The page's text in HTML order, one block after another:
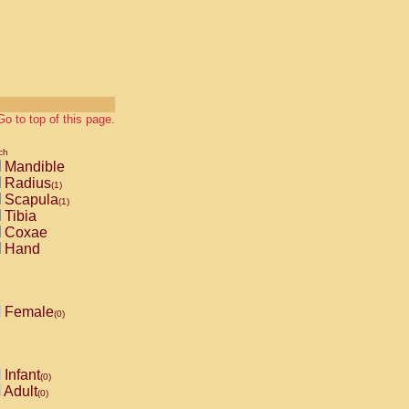
to top of this page.
Mandible
Radius(1)
Scapula(1)
Tibia
Coxae
Hand
Female(0)
Infant(0)
Adult(0)